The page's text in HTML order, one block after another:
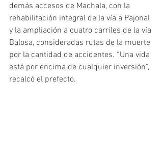
demás accesos de Machala, con la
rehabilitación integral de la vía a Pajonal
y la ampliación a cuatro carriles de la vía
Balosa, consideradas rutas de la muerte
por la cantidad de accidentes. “Una vida
está por encima de cualquier inversión”,
recalcó el prefecto.